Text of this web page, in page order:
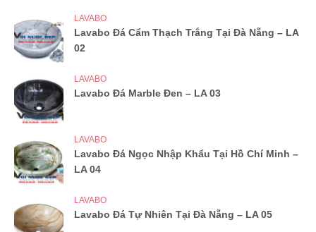
LAVABO
Lavabo Đá Cẩm Thạch Trắng Tại Đà Nẵng – LA
02
LAVABO
Lavabo Đá Marble Đen – LA 03
LAVABO
Lavabo Đá Ngọc Nhập Khẩu Tại Hồ Chí Minh –
LA 04
LAVABO
Lavabo Đá Tự Nhiên Tại Đà Nẵng – LA 05